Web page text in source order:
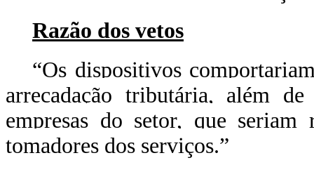
Razão dos vetos
“Os dispositivos
arrecadação tributária, além
empresas do setor, que seriam
tomadores dos serviços.”